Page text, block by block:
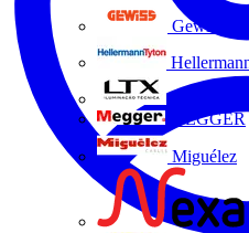
Gewiss
MEGGER
Miguélez